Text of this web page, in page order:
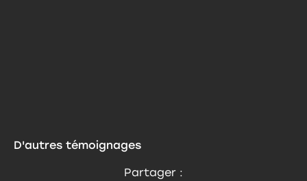
D'autres témoignages
Partager :